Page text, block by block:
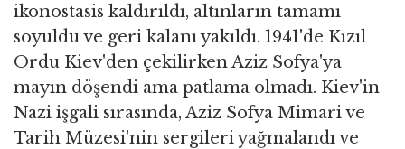
ikonostasis kaldırıldı, altınların tamamı
soyuldu ve geri kalanı yakıldı. 1941'de Kızıl
Ordu Kiev'den çekilirken Aziz Sofya'ya
mayın döşendi ama patlama olmadı. Kiev'in
Nazi işgali sırasında, Aziz Sofya Mimari ve
Tarih Müzesi'nin sergileri yağmalandı ve